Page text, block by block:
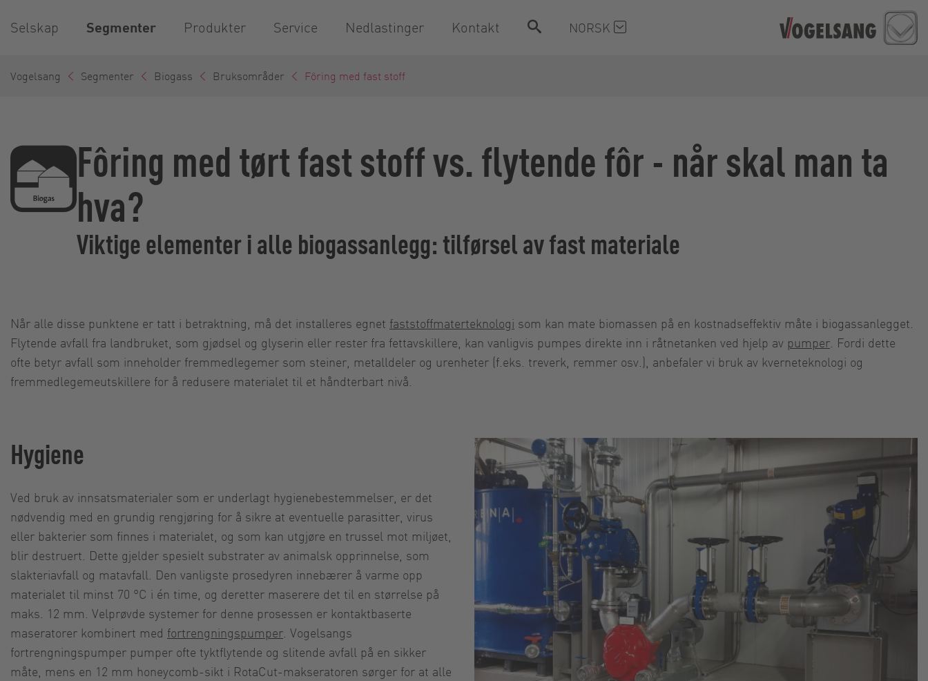
Selskap Segmenter Produkter Service Nedlastinger Kontakt NORSK
Vogelsang Segmenter Biogass Bruksområder Fôring med fast stoff
Fôring med tørt fast stoff vs. flytende fôr - når skal man ta
hva?
Viktige elementer i alle biogassanlegg: tilførsel av fast materiale
Når alle disse punktene er tatt i betraktning, må det installeres egnet faststoffmaterteknologi som kan mate biomassen på en kostnadseffektiv måte i biogassanlegget.
Flytende avfall fra landbruket, som gjødsel og glyserin eller rester fra fettavskillere, kan vanligvis pumpes direkte inn i råtnetanken ved hjelp av pumper . Fordi dette
ofte betyr avfall som inneholder fremmedlegemer som steiner, metalldeler og urenheter (f.eks. treverk, remmer osv.), anbefaler vi bruk av kverneteknologi og
fremmedlegemeutskillere for å redusere materialet til et håndterbart nivå.
Hygiene
Ved bruk av innsatsmaterialer som er underlagt hygienebestemmelser, er det
nødvendig med en grundig rengjøring for å sikre at eventuelle parasitter, virus
eller bakterier som finnes i materialet, og som kan utgjøre en trussel mot miljøet,
blir destruert. Dette gjelder spesielt substrater av animalsk opprinnelse, som
slakteriavfall og matavfall. Den vanligste prosedyren innebærer å varme opp
materialet til minst 70 °C i én time, og deretter maserere det til en størrelse på
maks. 12 mm. Velprøvde systemer for denne prosessen er kontaktbaserte
maseratorer kombinert med fortrengningspumper . Vogelsangs
fortrengningspumper pumper ofte tyktflytende og slitende avfall på en sikker
måte, mens en 12 mm honeycomb-sikt i RotaCut-makseratoren sørger for at alle